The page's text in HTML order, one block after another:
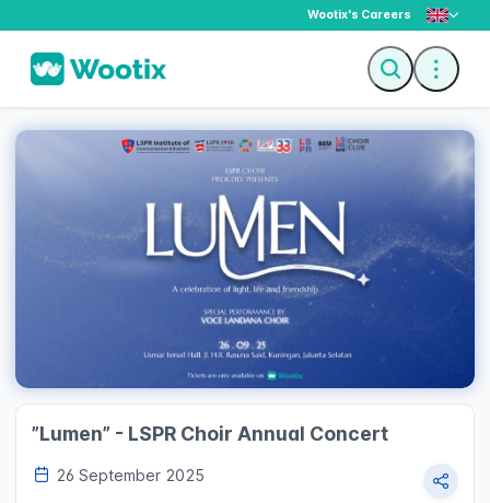
Wootix's Careers
”Lumen” - LSPR Choir Annual Concert
26 September 2025
Description
Ticket